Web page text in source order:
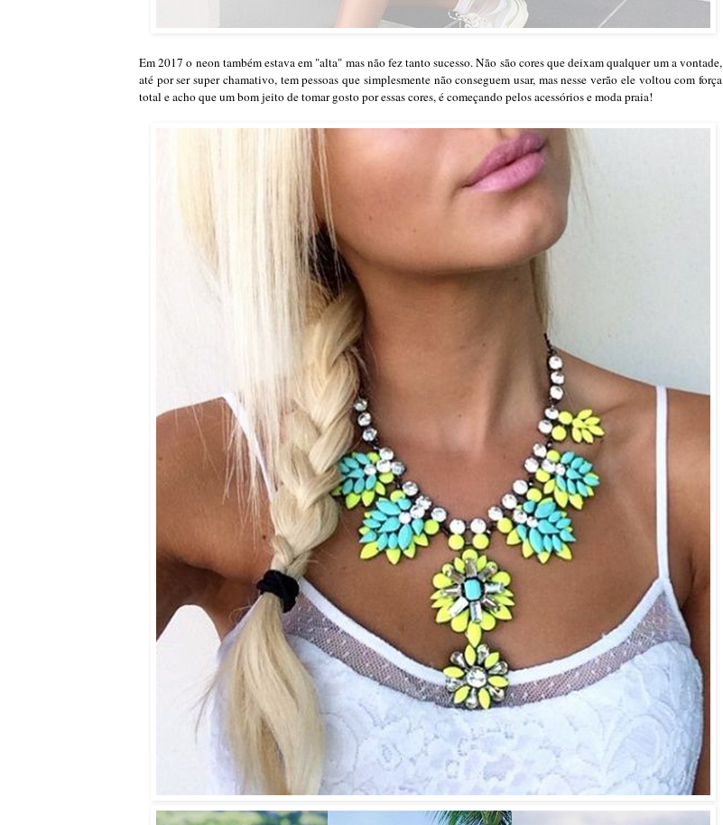
Em 2017 o neon também estava em "alta" mas não fez tanto sucesso. Não são cores que deixam qualquer um a vontade,
até por ser super chamativo, tem pessoas que simplesmente não conseguem usar, mas nesse verão ele voltou com força
total e acho que um bom jeito de tomar gosto por essas cores, é começando pelos acessórios e moda praia!